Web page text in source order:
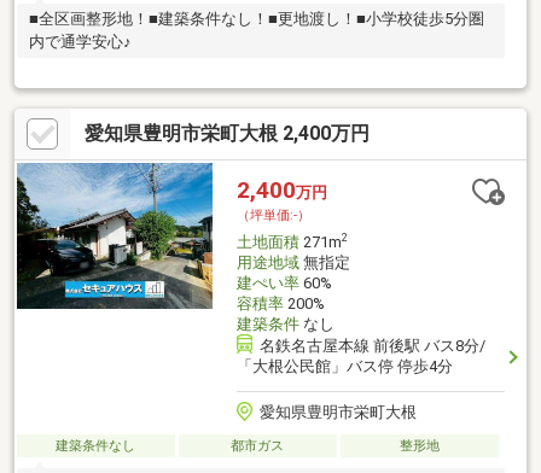
■全区画整形地！■建築条件なし！■更地渡し！■小学校徒歩5分圏
内で通学安心♪
愛知県豊明市栄町大根 2,400万円
2,400万円
（坪単価:-）
土地面積271m2
用途地域無指定
建ぺい率60%
容積率200%
建築条件なし
名鉄名古屋本線 前後駅 バス8分/
「大根公民館」バス停 停歩4分
愛知県豊明市栄町大根
建築条件なし 都市ガス 整形地